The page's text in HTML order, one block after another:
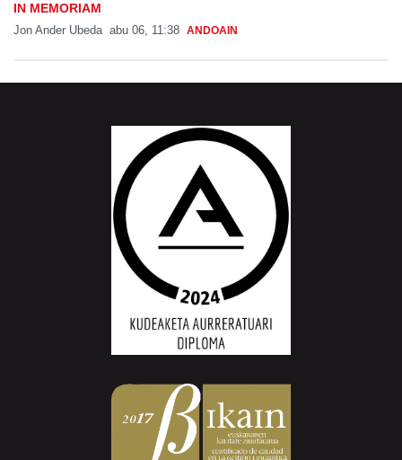
IN MEMORIAM
Jon Ander Ubeda abu 06, 11:38 ANDOAIN